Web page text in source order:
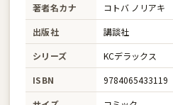
著者名カナ
コトバ ノリアキ
出版社
講談社
シリーズ
KCデラックス
ISBN
9784065433119